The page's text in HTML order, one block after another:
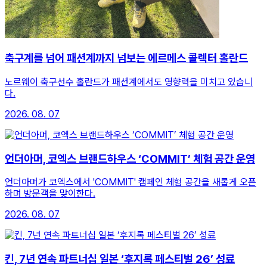
축구계를 넘어 패션계까지 넘보는 에르메스 콜렉터 홀란드
노르웨이 축구선수 홀란드가 패션계에서도 영향력을 미치고 있습니
다.
2026. 08. 07
언더아머, 코엑스 브랜드하우스 ‘COMMIT’ 체험 공간 운영
언더아머가 코엑스에서 'COMMIT' 캠페인 체험 공간을 새롭게 오픈
하며 방문객을 맞이한다.
2026. 08. 07
킨, 7년 연속 파트너십 일본 ‘후지록 페스티벌 26’ 성료